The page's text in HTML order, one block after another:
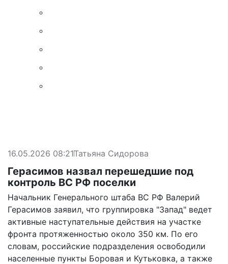
16.05.2026 08:21Татьяна Сидорова
Герасимов назвал перешедшие под
контроль ВС РФ поселки
Начальник Генерального штаба ВС РФ Валерий
Герасимов заявил, что группировка "Запад" ведет
активные наступательные действия на участке
фронта протяженностью около 350 км. По его
словам, российские подразделения освободили
населенные пункты Боровая и Кутьковка, а также